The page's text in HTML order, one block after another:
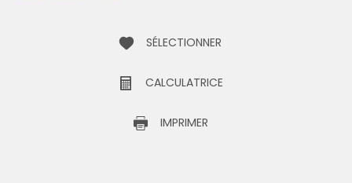
SÉLECTIONNER
CALCULATRICE
IMPRIMER